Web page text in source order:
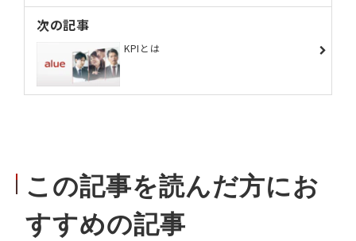
次の記事
KPIとは
この記事を読んだ方にお
すすめの記事